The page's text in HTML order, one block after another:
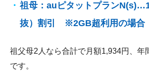
祖母：auピタットプラン
抜）割引 ※2GB超利用の場合
祖父母2人なら合計で月額1,934円、年
です。